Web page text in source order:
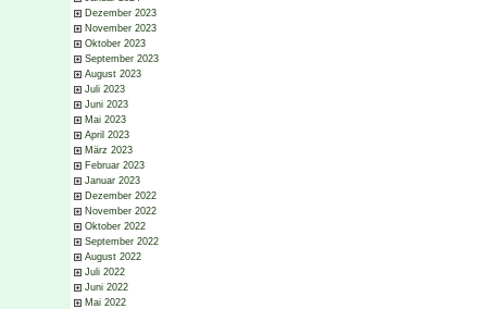
Dezember 2023
November 2023
Oktober 2023
September 2023
August 2023
Juli 2023
Juni 2023
Mai 2023
April 2023
März 2023
Februar 2023
Januar 2023
Dezember 2022
November 2022
Oktober 2022
September 2022
August 2022
Juli 2022
Juni 2022
Mai 2022